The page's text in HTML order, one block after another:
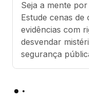
Seja a mente
Estude cenas de
evidências com
desvendar
segurança